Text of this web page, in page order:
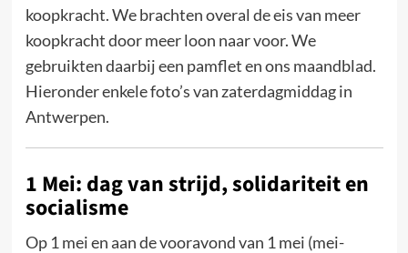
koopkracht. We brachten overal de eis van meer
koopkracht door meer loon naar voor. We
gebruikten daarbij een pamflet en ons maandblad.
Hieronder enkele foto’s van zaterdagmiddag in
Antwerpen.
1 Mei: dag van strijd, solidariteit en
socialisme
Op 1 mei en aan de vooravond van 1 mei (mei-